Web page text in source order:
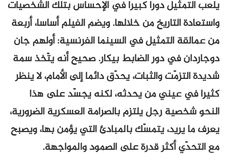
يلعب التمثيل دورا كبيرا في الإحساس بتلك الشخصيات
واستعادة التاريخ من خلالها. ويضم الفيلم أساسا، أربعة
من عمالقة التمثيل في السينما الفرنسية: أولهم جان
دوجاردان في دور الضابط بيكار. صحيح أنه يتّخذ سمة
شديدة التزمّت والثبات، يحدّق دائما إلى الأمام، لا ينظر
كثيرا في عيني من يحدثه، لكنه يجسّد على هذا
النحو شخصية رجل يلتزم بالصرامة العسكرية الضرورية،
يعرف ما يريد، يتمسّك بالمبادئ التي يؤمن بها، ويصبح
مع التحدّي أكثر قدرة على الصمود والمواجهة.